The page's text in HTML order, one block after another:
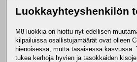
Luokkayhteyshenkilön
M8-luokkia on hiottu nyt edellisen
kilpailuissa osallistujamäärät ovat olleen
hienoisessa, mutta tasaisessa kasvussa.
tukea kerhoja hyvien ja tasokkaiden